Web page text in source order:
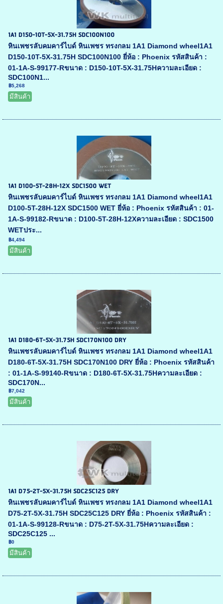
1A1 D150-10T-5X-31.75H SDC100N100
หินเพชรลับคมคาร์ไบด์ หินเพชร ทรงกลม 1A1 Diamond wheel1A1
D150-10T-5X-31.75H SDC100N100 ยี่ห้อ : Phoenix รหัสสินค้า :
01-1A-S-99177-Rขนาด : D150-10T-5X-31.75Hความละเอียด :
SDC100N1...
฿5,268
มีสินค้า
1A1 D100-5T-28H-12X SDC1500 WET
หินเพชรลับคมคาร์ไบด์ หินเพชร ทรงกลม 1A1 Diamond wheel1A1
D100-5T-28H-12X SDC1500 WET ยี่ห้อ : Phoenix รหัสสินค้า : 01-
1A-S-99182-Rขนาด : D100-5T-28H-12Xความละเอียด : SDC1500
WETประ...
฿4,494
มีสินค้า
1A1 D180-6T-5X-31.75H SDC170N100 DRY
หินเพชรลับคมคาร์ไบด์ หินเพชร ทรงกลม 1A1 Diamond wheel1A1
D180-6T-5X-31.75H SDC170N100 DRY ยี่ห้อ : Phoenix รหัสสินค้า
: 01-1A-S-99140-Rขนาด : D180-6T-5X-31.75Hความละเอียด :
SDC170N...
฿7,042
มีสินค้า
1A1 D75-2T-5X-31.75H SDC25C125 DRY
หินเพชรลับคมคาร์ไบด์ หินเพชร ทรงกลม 1A1 Diamond wheel1A1
D75-2T-5X-31.75H SDC25C125 DRY ยี่ห้อ : Phoenix รหัสสินค้า :
01-1A-S-99128-Rขนาด : D75-2T-5X-31.75Hความละเอียด :
SDC25C125 ...
฿0
มีสินค้า